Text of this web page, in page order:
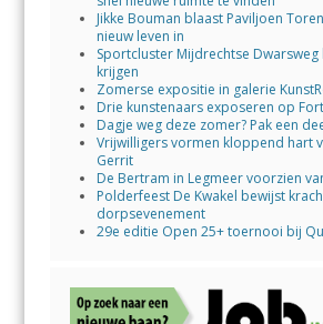
Jikke Bouman blaast Paviljoen
nieuw leven in
Sportcluster Mijdrechtse
krijgen
Zomerse expositie in galerie
Drie kunstenaars exposeren op
Dagje weg deze zomer? Pak een
Vrijwilligers vormen kloppend hart
Gerrit
De Bertram in Legmeer voorzien
Polderfeest De Kwakel bewijst
dorpsevenement
29e editie Open 25+ toernooi bij